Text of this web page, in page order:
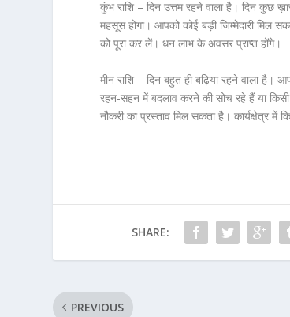
कुंभ राशि – दिन उत्तम रहने वाला है। दिन कुछ
महसूस होगा। आपको कोई बड़ी जिम्मेदारी मिल
को पूरा कर लें। धन लाभ के अवसर प्राप्त होंगे।
मीन राशि – दिन बहुत ही बढ़िया रहने वाला
रहन-सहन में बदलाव करने की सोच रहे हैं या
नौकरी का प्रस्ताव मिल सकता है। कार्यक्षेत्र में
SHARE:
PREVIOUS